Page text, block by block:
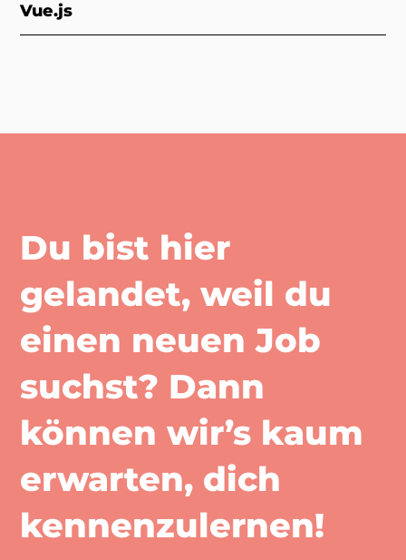
Vue.js
Du bist hier
gelandet, weil du
einen neuen Job
suchst? Dann
können wir’s kaum
erwarten, dich
kennenzulernen!